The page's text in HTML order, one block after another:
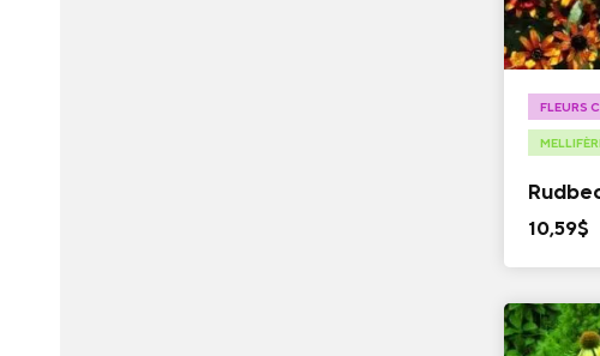
FLEURS
10,59$